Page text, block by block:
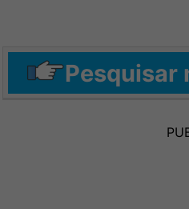
Pesquisar